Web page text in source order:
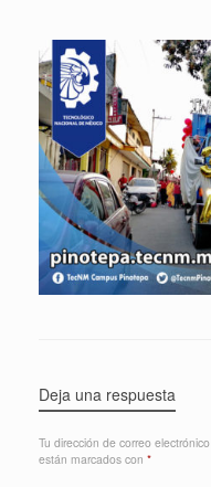
Deja una respuesta
Tu dirección de correo
están marcados con *